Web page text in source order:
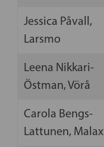
Jessica Påvall,
Larsmo
Leena Nikkari-
Östman, Vörå
Carola Bengs-
Lattunen, Malax